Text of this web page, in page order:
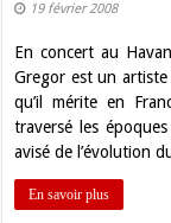
19 février 2008
En concert au
Gregor est un artiste
qu’il mérite en
traversé les
avisé de l’évolution
En savoir plus